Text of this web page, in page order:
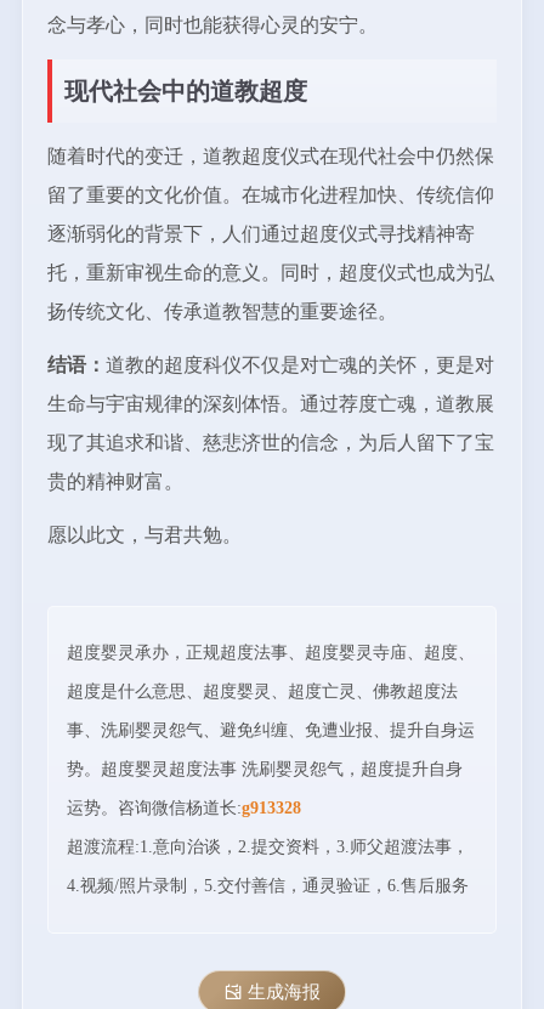
念与孝心，同时也能获得心灵的安宁。
现代社会中的道教超度
随着时代的变迁，道教超度仪式在现代社会中仍然保
留了重要的文化价值。在城市化进程加快、传统信仰
逐渐弱化的背景下，人们通过超度仪式寻找精神寄
托，重新审视生命的意义。同时，超度仪式也成为弘
扬传统文化、传承道教智慧的重要途径。
结语： 道教的超度科仪不仅是对亡魂的关怀，更是对
生命与宇宙规律的深刻体悟。通过荐度亡魂，道教展
现了其追求和谐、慈悲济世的信念，为后人留下了宝
贵的精神财富。
愿以此文，与君共勉。
超度婴灵承办，正规超度法事、超度婴灵寺庙、超度、
超度是什么意思、超度婴灵、超度亡灵、佛教超度法
事、洗刷婴灵怨气、避免纠缠、免遭业报、提升自身运
势。超度婴灵超度法事 洗刷婴灵怨气，超度提升自身
运势。咨询微信杨道长:g913328
超渡流程:1.意向治谈，2.提交资料，3.师父超渡法事，
4.视频/照片录制，5.交付善信，通灵验证，6.售后服务
生成海报